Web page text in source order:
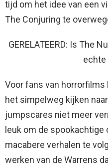
tijd om het idee van een
The Conjuring te
GERELATEERD: Is The
echte
Voor fans van
het simpelweg kijken
jumpscares niet meer
leuk om de
macabere verhalen te
werken van de Warrens